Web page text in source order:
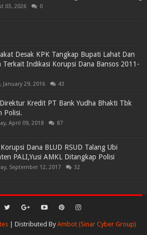
03, 2026 0
Desak KPK Tangkap Bupati Lahat Dan
Terkait Indikasi Korupsi Dana Bansos 2011-
January 29, 2016 43
Kredit PT Bank Yudha Bhakti Tbk
Polisi.
April 09, 2018 87
Dana BLUD RSUD Talang Ubi
PALI,Yusi AMKL Ditangkap Polisi
September 12, 2017 32
| Distributed By Ambot (Sinar Cyber Group)